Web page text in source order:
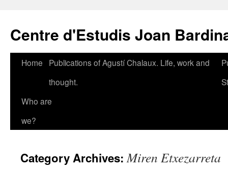
content
Centre d'Estudis Joan
Home
Publications of Agustí Chalaux. Life, work and
thought.
Who are
we?
Category Archives:Miren Etxezarreta